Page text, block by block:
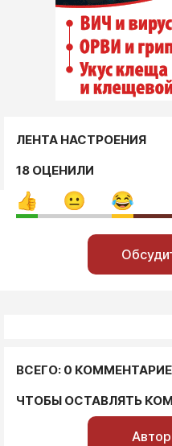
ЛЕНТА НАСТРОЕНИЯ
18 ОЦЕНИЛИ
ВСЕГО: 0
ЧТОБЫ ОСТАВЛЯТЬ